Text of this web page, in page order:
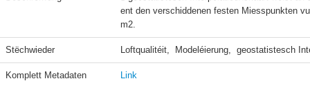
ent den verschiddenen festen Miesspunkten
m2.
Stëchwieder Loftqualitéit,  Modeléierung,  geostatistesch
Komplett Metadaten Link